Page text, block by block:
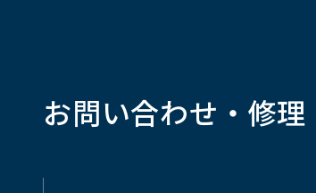
お問い合わせ・修理